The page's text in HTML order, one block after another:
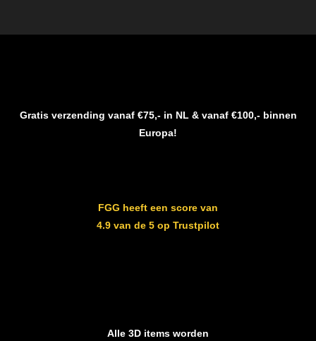
Gratis verzending vanaf €75,- in NL & vanaf €100,- binnen
Europa!
FGG heeft een score van
4.9 van de 5 op Trustpilot
Alle 3D items worden